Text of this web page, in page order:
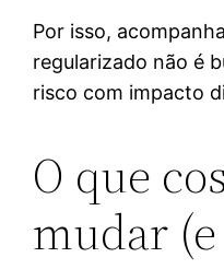
Por isso,
regularizado não é
risco com impacto
O que
mudar